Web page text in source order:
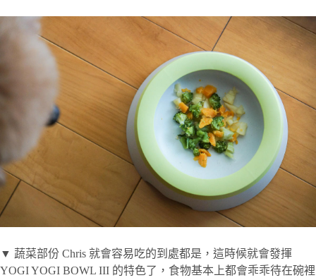
▼ 蔬菜部份 Chris 就會容易吃的到處都是，這時候就會發揮
YOGI YOGI BOWL III 的特色了，食物基本上都會乖乖待在碗裡